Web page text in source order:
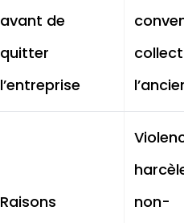
avant de
quitter
l’entreprise
Raisons
non-